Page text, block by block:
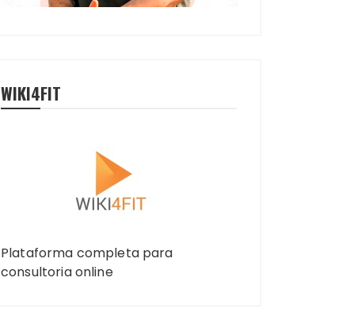
WIKI4FIT
Plataforma completa para
consultoria online